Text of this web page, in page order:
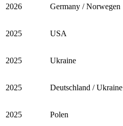
2026 Germany / Norwegen
2025 USA
2025 Ukraine
2025 Deutschland / Ukraine
2025 Polen